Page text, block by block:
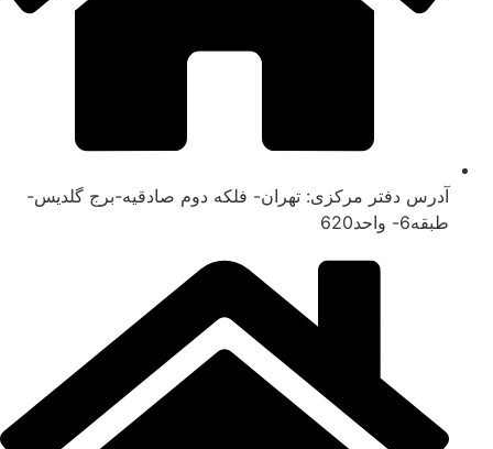
آدرس دفتر مرکزی: تهران- فلکه دوم صادقیه-برج گلدیس-
طبقه6- واحد620